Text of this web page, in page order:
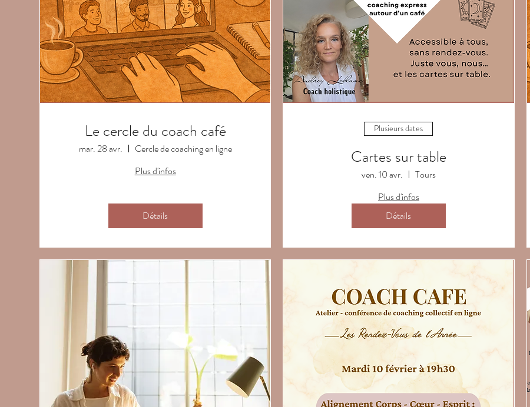
Le cercle du coach café
mar. 28 avr.
Cercle de coaching en ligne
Plus d'infos
Détails
Plusieurs dates
Cartes sur table
ven. 10 avr.
Tours
Plus d'infos
Détails